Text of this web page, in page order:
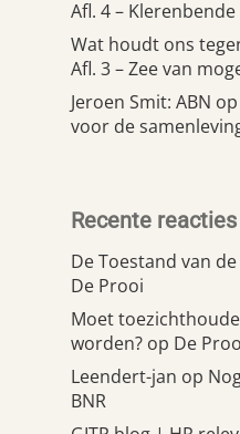
Afl. 4 – Klerenbende
Wat houdt ons
Afl. 3 – Zee van
Jeroen Smit: ABN
voor de
Recente reacties
De Toestand van
De Prooi
Moet
worden? op De
Leendert-jan op
BNR